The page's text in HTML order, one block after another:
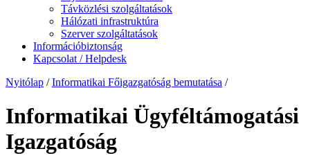
Távközlési szolgáltatások
Hálózati infrastruktúra
Szerver szolgáltatások
Információbiztonság
Kapcsolat / Helpdesk
Nyitólap / Informatikai Főigazgatóság bemutatása /
Informatikai Ügyféltámogatási
Igazgatóság